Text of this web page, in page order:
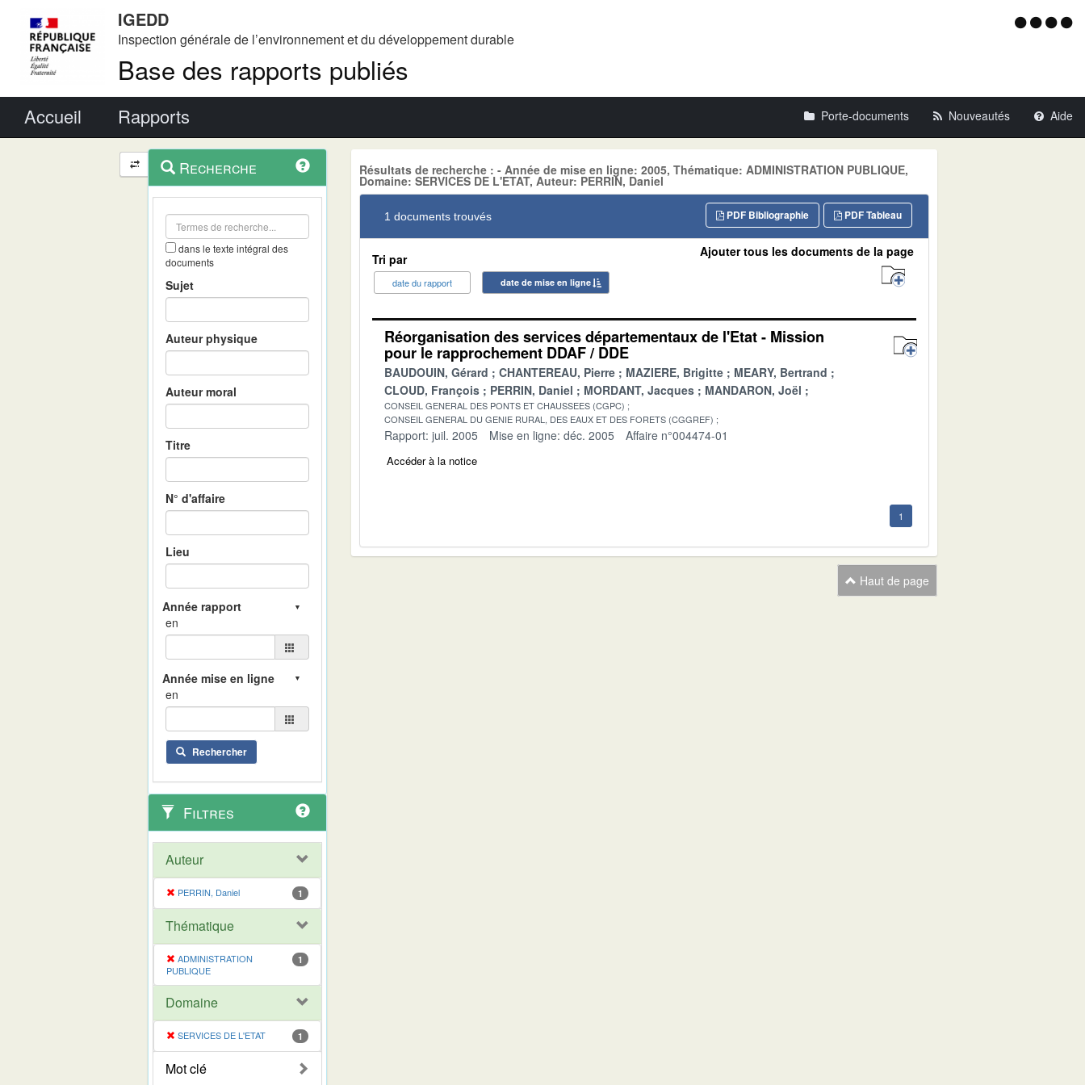
IGEDD
Inspection générale de l’environnement et du développement durable
Base des rapports publiés
Menu
Accueil Rapports Porte-documents Nouveautés Aide
Navigation
et
outils
contextuel
Recherche
dans le texte intégral des
documents
Sujet
Auteur physique
Auteur moral
Titre
N° d'affaire
Lieu
en
en
Rechercher
Filtres
Auteur
PERRIN, Daniel 1
Thématique
ADMINISTRATION
PUBLIQUE
1
Domaine
SERVICES DE L'ETAT 1
Mot clé
Résultats de recherche : - Année de mise en ligne: 2005, Thématique: ADMINISTRATION PUBLIQUE,
Domaine: SERVICES DE L'ETAT, Auteur: PERRIN, Daniel
1 documents trouvés PDF Tableau
PDF Bibliographie
Tri par
date du rapport date de mise en ligne
Ajouter tous les documents de la page
Réorganisation des services départementaux de l'Etat - Mission
pour le rapprochement DDAF / DDE
BAUDOUIN, Gérard CHANTEREAU, Pierre MAZIERE, Brigitte
MEARY, Bertrand
CLOUD, François
PERRIN, Daniel MORDANT, Jacques MANDARON, Joël
CONSEIL GENERAL DES PONTS ET CHAUSSEES (CGPC)
CONSEIL GENERAL DU GENIE RURAL, DES EAUX ET DES FORETS (CGGREF)
Rapport: juil. 2005 Mise en ligne: déc. 2005 Affaire n°004474-01
Accéder à la notice
1
Haut de page